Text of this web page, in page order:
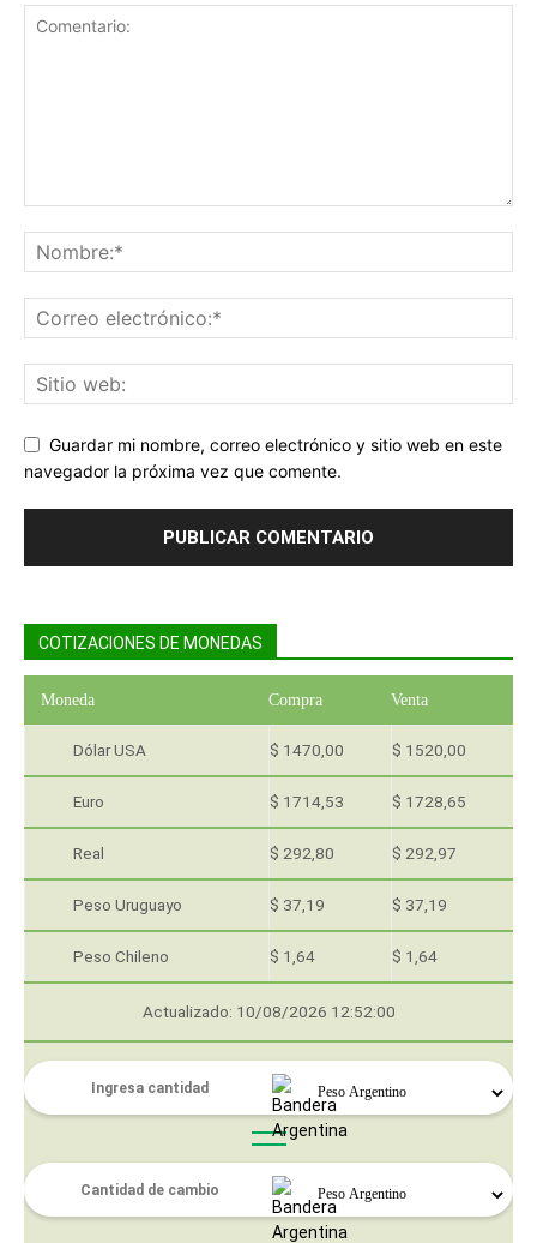
Guardar mi nombre, correo electrónico y sitio web en este
navegador la próxima vez que comente.
COTIZACIONES DE MONEDAS
Moneda Compra Venta
Dólar USA $ 1470,00 $ 1520,00
Euro $ 1714,53 $ 1728,65
Real $ 292,80 $ 292,97
Peso Uruguayo $ 37,19 $ 37,19
Peso Chileno $ 1,64 $ 1,64
Actualizado: 10/08/2026 12:52:00